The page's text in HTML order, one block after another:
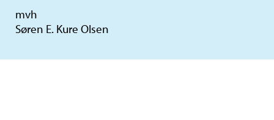
mvh
Søren E. Kure Olsen